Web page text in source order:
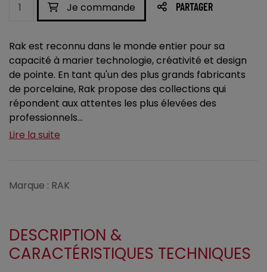
Je commande PARTAGER
Rak est reconnu dans le monde entier pour sa
capacité à marier technologie, créativité et design
de pointe. En tant qu'un des plus grands fabricants
de porcelaine, Rak propose des collections qui
répondent aux attentes les plus élevées des
professionnels...
Lire la suite
Marque : RAK
DESCRIPTION &
CARACTÉRISTIQUES TECHNIQUES